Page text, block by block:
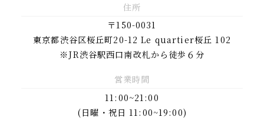
住所
〒150-0031
東京都渋谷区桜丘町20-12 Le quartier桜丘 102
※JR渋谷駅西口南改札から徒歩６分
営業時間
11:00~21:00
(日曜・祝日 11:00~19:00)